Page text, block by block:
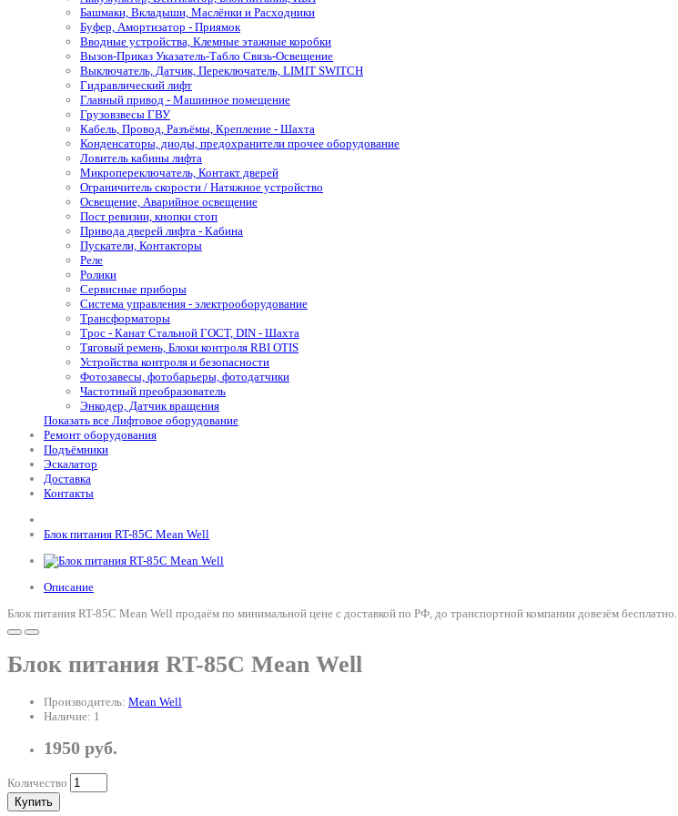
Башмаки, Вкладыши, Маслёнки и Расходники
Буфер, Амортизатор - Приямок
Вводные устройства, Клемные этажные коробки
Вызов-Приказ Указатель-Табло Связь-Освещение
Выключатель, Датчик, Переключатель, LIMIT SWITCH
Гидравлический лифт
Главный привод - Машинное помещение
Грузовзвесы ГВУ
Кабель, Провод, Разъёмы, Крепление - Шахта
Конденсаторы, диоды, предохранители прочее оборудование
Ловитель кабины лифта
Микропереключатель, Контакт дверей
Ограничитель скорости / Натяжное устройство
Освещение, Аварийное освещение
Пост ревизии, кнопки стоп
Привода дверей лифта - Кабина
Пускатели, Контакторы
Реле
Ролики
Сервисные приборы
Система управления - электрооборудование
Трансформаторы
Трос - Канат Стальной ГОСТ, DIN - Шахта
Тяговый ремень, Блоки контроля RBI OTIS
Устройства контроля и безопасности
Фотозавесы, фотобарьеры, фотодатчики
Частотный преобразователь
Энкодер, Датчик вращения
Показать все Лифтовое оборудование
Ремонт оборудования
Подъёмники
Эскалатор
Доставка
Контакты
Блок питания RT-85C Mean Well
Описание
Блок питания RT-85C Mean Well продаём по минимальной цене с доставкой по РФ, до транспортной компании довезём бесплатно.
Блок питания RT-85C Mean Well
Производитель: Mean Well
Наличие: 1
1950 руб.
Количество
Купить